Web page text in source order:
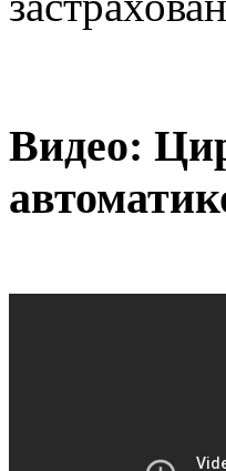
Видео: